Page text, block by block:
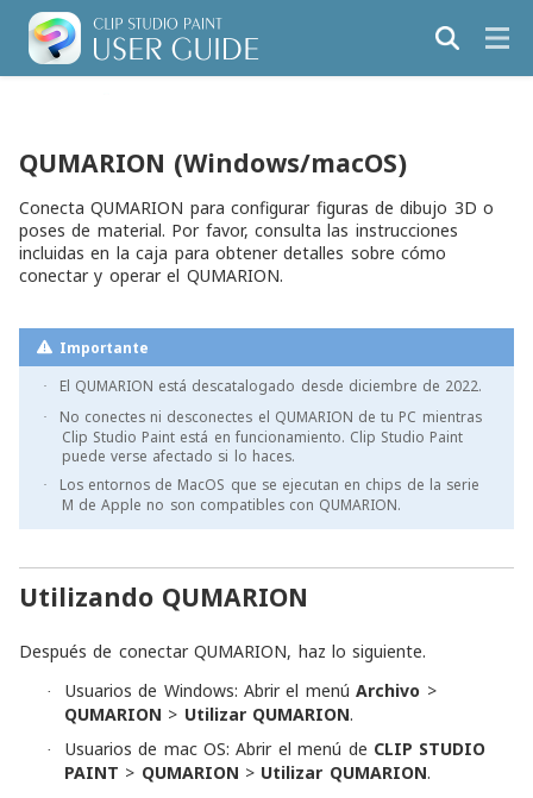
QUMARION (Windows/macOS)
Conecta QUMARION para configurar figuras de dibujo 3D o
poses de material. Por favor, consulta las instrucciones
incluidas en la caja para obtener detalles sobre cómo
conectar y operar el QUMARION.
Importante
· El QUMARION está descatalogado desde diciembre de 2022.
·
No conectes ni desconectes el QUMARION de tu PC mientras
Clip Studio Paint está en funcionamiento. Clip Studio Paint
puede verse afectado si lo haces.
·
Los entornos de MacOS que se ejecutan en chips de la serie
M de Apple no son compatibles con QUMARION.
Utilizando QUMARION
Después de conectar QUMARION, haz lo siguiente.
· Usuarios de Windows: Abrir el menúArchivo >
QUMARION > Utilizar QUMARION.
· Usuarios de mac OS: Abrir el menú de CLIP STUDIO
PAINT > QUMARION > Utilizar QUMARION.